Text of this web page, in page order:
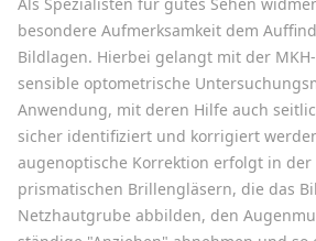
besondere Aufmerksamkeit dem
Bildlagen. Hierbei gelangt mit der
sensible optometrische
Anwendung, mit deren Hilfe auch
sicher identifiziert und korrigiert
augenoptische Korrektion erfolgt in der
prismatischen Brillengläsern, die das
Netzhautgrube abbilden, den